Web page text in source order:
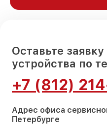
Оставьте
устройства по
+7 (812)
Адрес офиса
Петербурге